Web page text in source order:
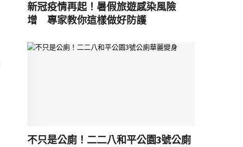
新冠疫情再起！暑假旅遊感染風險
增 專家教你這樣做好防護
不只是公廁！二二八和平公園3號公廁